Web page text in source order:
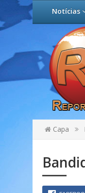
Notícias
Capa